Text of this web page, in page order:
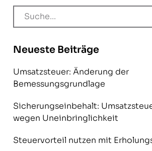
Neueste Beiträge
Umsatzsteuer: Änderung der
Bemessungsgrundlage
Sicherungseinbehalt:
wegen Uneinbringlichkeit
Steuervorteil nutzen mit